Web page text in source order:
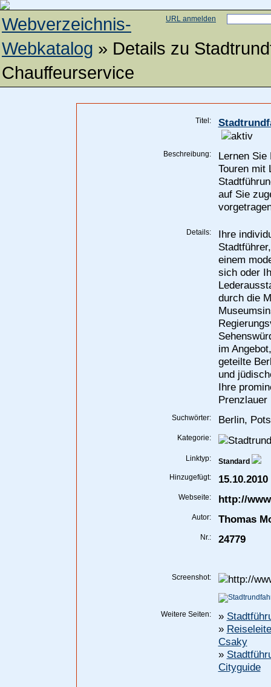
URL anmelden
Webverzeichnis-
Webkatalog » Details zu
Chauffeurservice
Titel:
Beschreibung:
Lernen Sie
Touren mit
auf Sie
Details:
Ihre
einem
sich oder
durch die
im
geteilte
und
Ihre
Prenzlauer
Suchwörter: Berlin,
Kategorie:
Linktyp:
Standard
Hinzugefügt:
15.10.2010
Webseite: http://
Autor: Thomas
Nr.: 24779
Screenshot:
Weitere Seiten: »
»
Csaky
»
Cityguide